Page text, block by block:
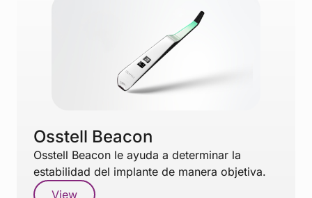
Osstell Beacon
Osstell Beacon le ayuda a determinar la
estabilidad del implante de manera objetiva.
View